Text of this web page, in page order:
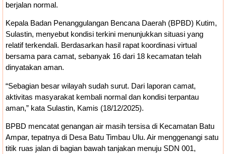
berjalan normal.
Kepala Badan Penanggulangan Bencana Daerah (BPBD) Kutim,
Sulastin, menyebut kondisi terkini menunjukkan situasi yang
relatif terkendali. Berdasarkan hasil rapat koordinasi virtual
bersama para camat, sebanyak 16 dari 18 kecamatan telah
dinyatakan aman.
“Sebagian besar wilayah sudah surut. Dari laporan camat,
aktivitas masyarakat kembali normal dan kondisi terpantau
aman,” kata Sulastin, Kamis (18/12/2025).
BPBD mencatat genangan air masih tersisa di Kecamatan Batu
Ampar, tepatnya di Desa Batu Timbau Ulu. Air menggenangi satu
titik ruas jalan di bagian bawah tanjakan menuju SDN 001,